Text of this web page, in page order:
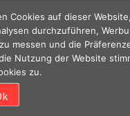
Cookies auf dieser
durchzuführen,
messen und die
Nutzung der Website
zu.